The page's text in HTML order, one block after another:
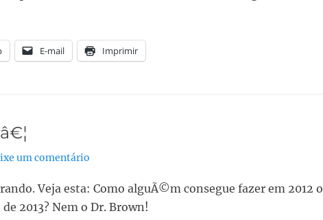
E-mail Imprimir
um comentário
Veja esta: Como alguÃ©m consegue fazer em 2012 o
2013? Nem o Dr. Brown!